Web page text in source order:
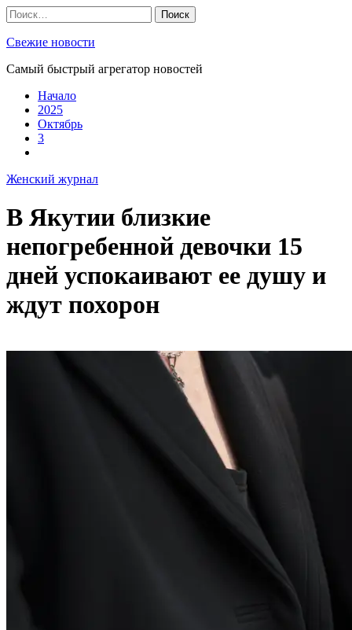
Skip
to
content
Найти:
Свежие новости
Самый быстрый агрегатор новостей
Начало
2025
Октябрь
3
Женский журнал
В Якутии близкие
непогребенной девочки 15
дней успокаивают ее душу и
ждут похорон